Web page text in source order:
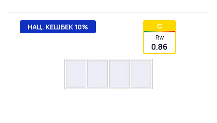
НАЦ. КЕШБЕК 10% C
Rw
0.86